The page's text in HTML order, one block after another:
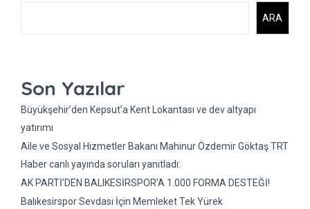
ARA
Son Yazılar
Büyükşehir’den Kepsut’a Kent Lokantası ve dev altyapı
yatırımı
Aile ve Sosyal Hizmetler Bakanı Mahinur Özdemir Göktaş TRT
Haber canlı yayında soruları yanıtladı:
AK PARTİ’DEN BALIKESİRSPOR’A 1.000 FORMA DESTEĞİ!
Balıkesirspor Sevdası İçin Memleket Tek Yürek